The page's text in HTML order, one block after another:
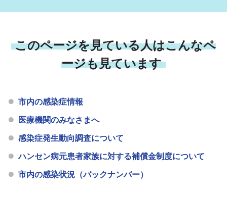
このページを見ている人はこんなペ
ージも見ています
市内の感染症情報
医療機関のみなさまへ
感染症発生動向調査について
ハンセン病元患者家族に対する補償金制度について
市内の感染状況（バックナンバー）